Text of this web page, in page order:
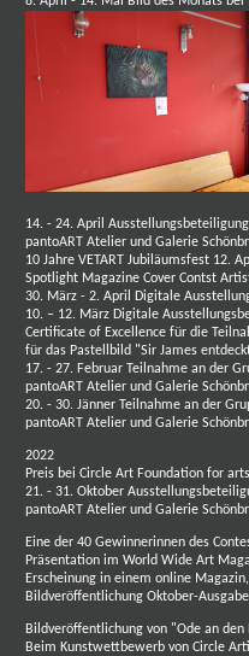
14. - 24. April
pantoART Atelier und Galerie
10 Jahre VETART Jubiläumsfest 12.
Spotlight Magazine Cover Contst
30. März - 2. April Digitale
10. – 12. März Digitale
Certificate of Excellence für die
für das Pastellbild "Sir James
17. - 27. Februar Teilnahme an der
pantoART Atelier und Galerie
20. - 30. Jänner Teilnahme an der
pantoART Atelier und Galerie
2022
Preis bei Circle Art Foundation for arts
21. - 31. Oktober
pantoART Atelier und Galerie
Eine der 40 Gewinnerinnen des
Präsentation im World Wide Art
Erscheinung in einem online
Bildveröffentlichung Oktober-
Bildveröffentlichung von "Ode an den
Beim Kunstwettbewerb von Circle